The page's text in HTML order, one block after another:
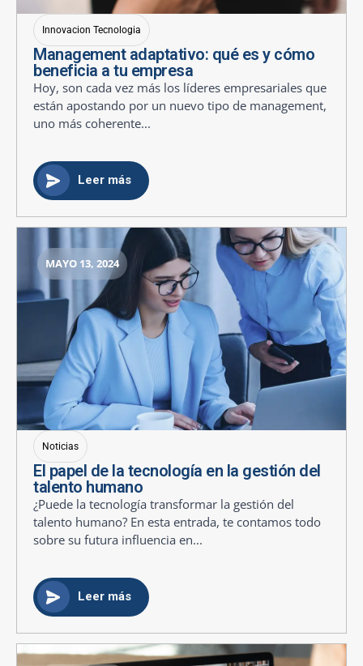
Innovacion Tecnologia
Management adaptativo: qué es y cómo
beneficia a tu empresa
Hoy, son cada vez más los líderes empresariales que
están apostando por un nuevo tipo de management,
uno más coherente...
Leer más
MAYO 13, 2024
Noticias
El papel de la tecnología en la gestión del
talento humano
¿Puede la tecnología transformar la gestión del
talento humano? En esta entrada, te contamos todo
sobre su futura influencia en...
Leer más